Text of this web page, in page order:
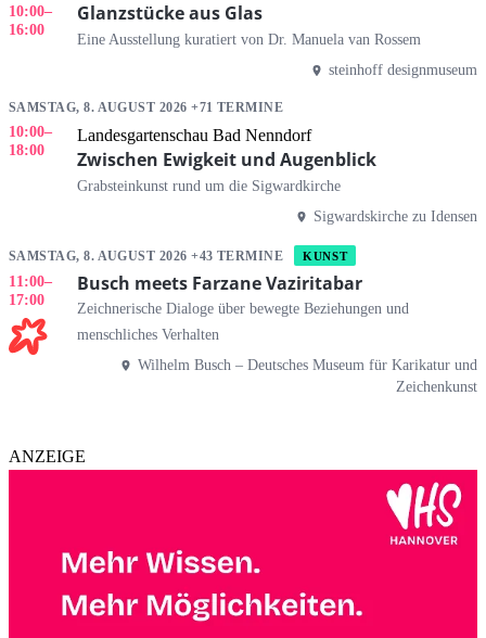
10:00–
16:00
Glanzstücke aus Glas
Eine Ausstellung kuratiert von Dr. Manuela van Rossem
steinhoff designmuseum
SAMSTAG, 8. AUGUST 2026 +71 TERMINE
10:00–
18:00
Landesgartenschau Bad Nenndorf
Zwischen Ewigkeit und Augenblick
Grabsteinkunst rund um die Sigwardkirche
Sigwardskirche zu Idensen
SAMSTAG, 8. AUGUST 2026 +43 TERMINE KUNST
11:00–
17:00
Busch meets Farzane Vaziritabar
Zeichnerische Dialoge über bewegte Beziehungen und
menschliches Verhalten
Wilhelm Busch – Deutsches Museum für Karikatur und
Zeichenkunst
ANZEIGE